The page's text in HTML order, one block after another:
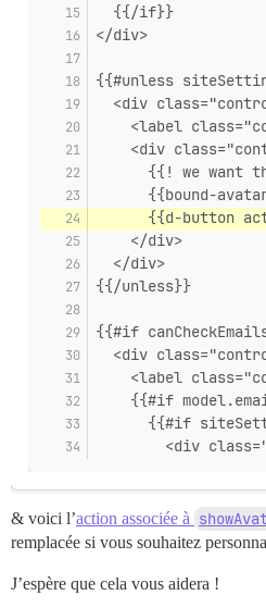
  {{/if}}
</div>
{{#unless
<div
<label
<div
{{! we want
{{bound-
{{d-button
    </div>
  </div>
{{/unless}}
{{#if
<div
<label
{{#if
{{#if
<div
& voici l’action associée à
remplacée si vous souhaitez
J’espère que cela vous aidera !